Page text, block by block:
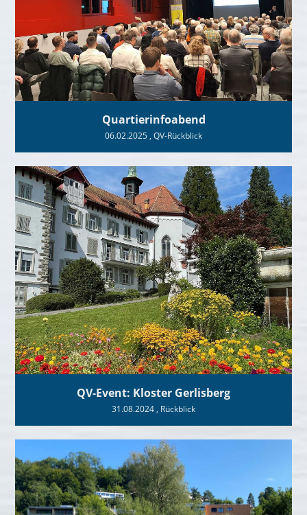
Quartierinfoabend
06.02.2025 , QV-Rückblick
QV-Event: Kloster Gerlisberg
31.08.2024 , Rückblick